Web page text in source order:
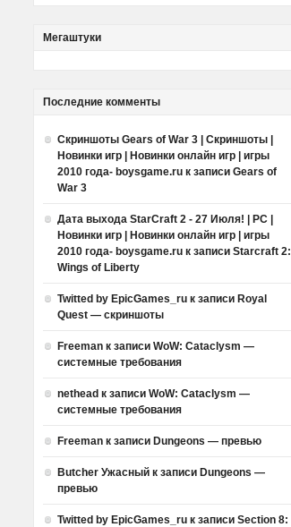
Мегаштуки
Последние комменты
Скриншоты Gears of War 3 | Скриншоты |
Новинки игр | Новинки онлайн игр | игры
2010 года- boysgame.ru к записи Gears of
War 3
Дата выхода StarCraft 2 - 27 Июля! | PC |
Новинки игр | Новинки онлайн игр | игры
2010 года- boysgame.ru к записи Starcraft 2:
Wings of Liberty
Twitted by EpicGames_ru к записи Royal
Quest — скриншоты
Freeman к записи WoW: Cataclysm —
системные требования
nethead к записи WoW: Cataclysm —
системные требования
Freeman к записи Dungeons — превью
Butcher Ужасный к записи Dungeons —
превью
Twitted by EpicGames_ru к записи Section 8: